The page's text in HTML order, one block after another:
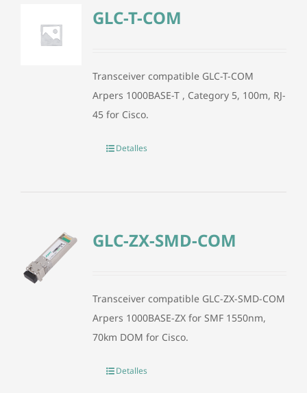
GLC-T-COM
Transceiver compatible GLC-T-COM
Arpers 1000BASE-T , Category 5, 100m, RJ-
45 for Cisco.
Detalles
GLC-ZX-SMD-COM
Transceiver compatible GLC-ZX-SMD-COM
Arpers 1000BASE-ZX for SMF 1550nm,
70km DOM for Cisco.
Detalles